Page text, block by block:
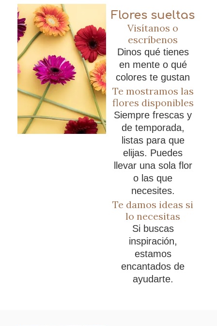
Flores sueltas
Visítanos o
escríbenos
Dinos qué tienes
en mente o qué
colores te gustan
Te mostramos las
flores disponibles
Siempre frescas y
de temporada,
listas para que
elijas. Puedes
llevar una sola flor
o las que
necesites.
Te damos ideas si
lo necesitas
Si buscas
inspiración,
estamos
encantados de
ayudarte.